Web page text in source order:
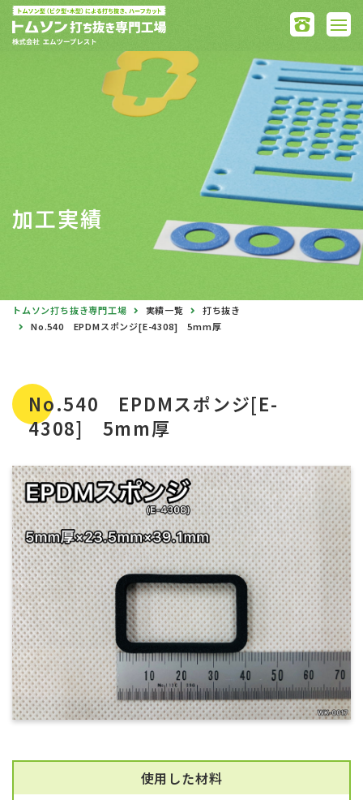
加工実績
トムソン打ち抜き専門工場 実績一覧
打ち抜き
No.540 EPDMスポンジ[E-4308] 5mm厚
No.540 EPDMスポンジ[E-
4308] 5mm厚
使用した材料